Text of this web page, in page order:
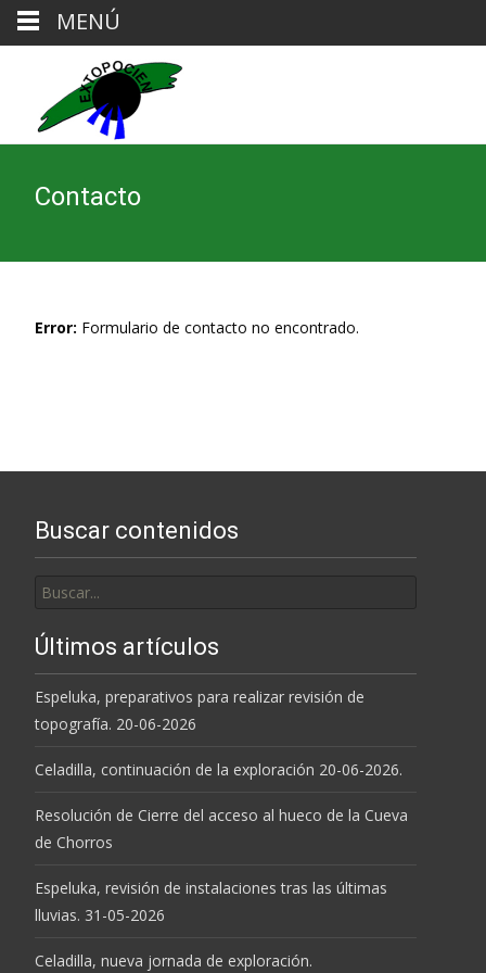
Contacto
Error: Formulario de contacto no encontrado.
Buscar contenidos
por:
Últimos artículos
Espeluka, preparativos para realizar revisión de
topografía. 20-06-2026
Celadilla, continuación de la exploración 20-06-2026.
Resolución de Cierre del acceso al hueco de la Cueva
de Chorros
Espeluka, revisión de instalaciones tras las últimas
lluvias. 31-05-2026
Celadilla, nueva jornada de exploración.
MENÚ